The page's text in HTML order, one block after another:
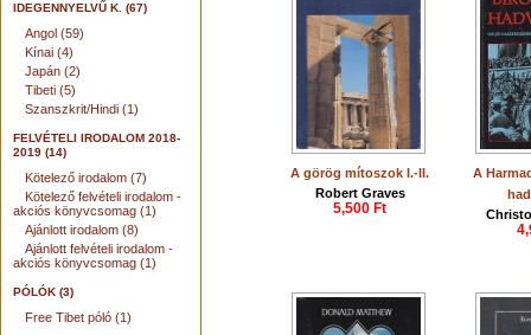
IDEGENNYELVŰ K. (67)
Angol (59)
Kínai (4)
Japán (2)
Tibeti (5)
Szanszkrit/Hindi (1)
FELVÉTELI IRODALOM 2018-
2019 (14)
Kötelező irodalom (7)
Kötelező felvételi irodalom -
akciós könyvcsomag (1)
Ajánlott irodalom (8)
Ajánlott felvételi irodalom -
akciós könyvcsomag (1)
PÓLÓK (3)
Free Tibet póló (1)
A görög mítoszok I.-II.
Robert Graves
5,500 Ft
A